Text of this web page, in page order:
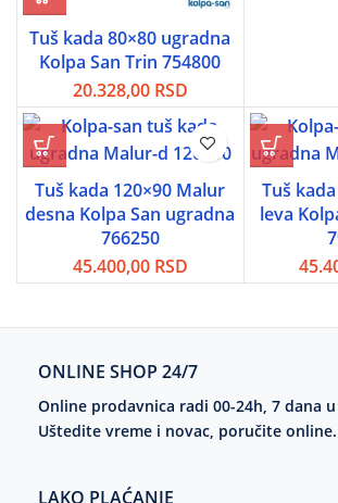
Tuš kada 80×80 ugradna
Kolpa San Trin 754800
20.328,00 RSD
Tuš kada 120×90 Malur
desna Kolpa San ugradna
766250
45.400,00 RSD
Tuš
leva
ONLINE SHOP 24/7
Online prodavnica radi 00-24h, 7 dana
Uštedite vreme i novac, poručite online.
LAKO PLAĆANJE